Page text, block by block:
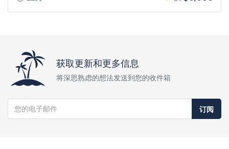
获取更新和更多信息
将深思熟虑的想法发送到您的收件箱
订阅